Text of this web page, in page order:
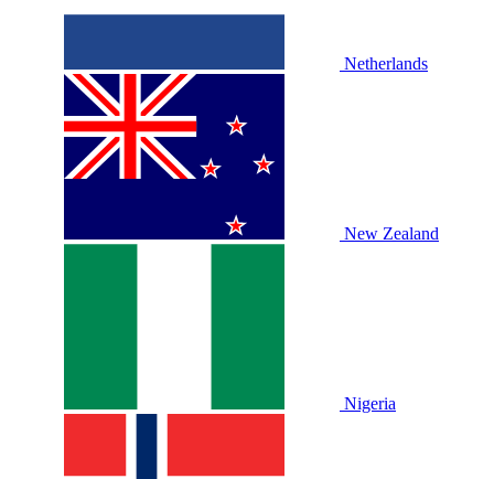
Netherlands
New Zealand
Nigeria